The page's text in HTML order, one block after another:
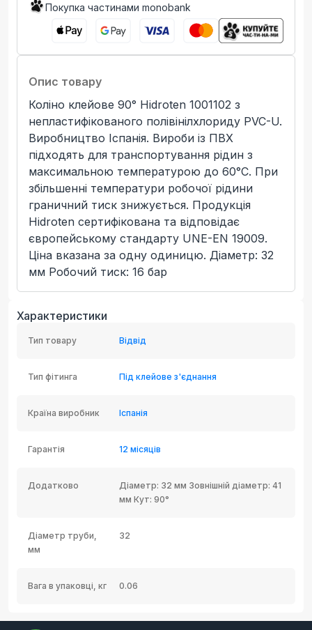
Покупка частинами monobank
Опис товару
Коліно клейове 90° Hidroten 1001102 з
непластифікованого полівінілхлориду PVC-U.
Виробництво Іспанія. Вироби із ПВХ
підходять для транспортування рідин з
максимальною температурою до 60°C. При
збільшенні температури робочої рідини
граничний тиск знижується. Продукція
Hidroten сертифікована та відповідає
європейському стандарту UNE-EN 19009.
Ціна вказана за одну одиницю. Діаметр: 32
мм Робочий тиск: 16 бар
Характеристики
Тип товару Відвід
Тип фітинга Під клейове з'єднання
Країна виробник Іспанія
Гарантія 12 місяців
Додатково
Діаметр: 32 мм Зовнішній діаметр: 41
мм Кут: 90°
Діаметр труби,
мм
32
Вага в упаковці, кг 0.06